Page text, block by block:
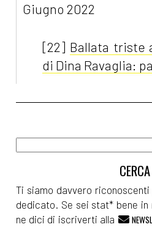
Giugno 2022
[22] Ballata triste
di Dina Ravaglia:
Maggio 2022
[12]Il sogno
Aprile 2022
Ti siamo davvero
dedicato. Se sei stat* bene in
ne dici di iscriverti alla